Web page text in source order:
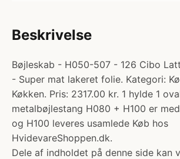
Beskrivelse
Bøjleskab - H050-507 - 126 Cibo
- Super mat lakeret folie. Kategori:
Køkken. Pris: 2317.00 kr. 1 hylde 1
metalbøjlestang H080 + H100 er
og H100 leveres usamlede Køb hos
HvidevareShoppen.dk.
Dele af indholdet på denne side kan